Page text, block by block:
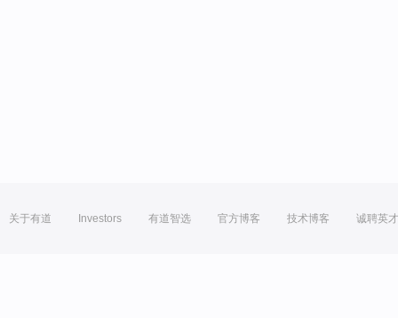
关于有道 Investors 有道智选 官方博客 技术博客 诚聘英才